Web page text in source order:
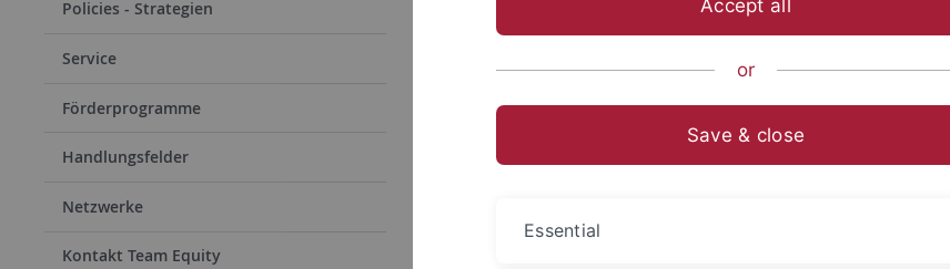
Policies - Strategien
Service
Förderprogramme
Handlungsfelder
Netzwerke
Kontakt Team Equity
Accept all
or
Save & close
Essential